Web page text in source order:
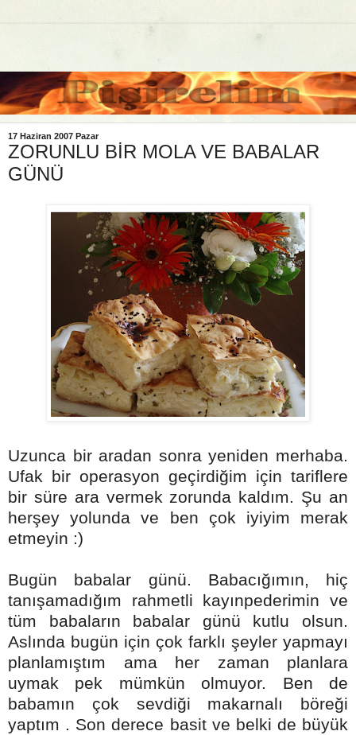
17 Haziran 2007 Pazar
ZORUNLU BİR MOLA VE BABALAR
GÜNÜ
Uzunca bir aradan sonra yeniden merhaba.
Ufak bir operasyon geçirdiğim için tariflere
bir süre ara vermek zorunda kaldım. Şu an
herşey yolunda ve ben çok iyiyim merak
etmeyin :)
Bugün babalar günü. Babacığımın, hiç
tanışamadığım rahmetli kayınpederimin ve
tüm babaların babalar günü kutlu olsun.
Aslında bugün için çok farklı şeyler yapmayı
planlamıştım ama her zaman planlara
uymak pek mümkün olmuyor. Ben de
babamın çok sevdiği makarnalı böreği
yaptım . Son derece basit ve belki de büyük